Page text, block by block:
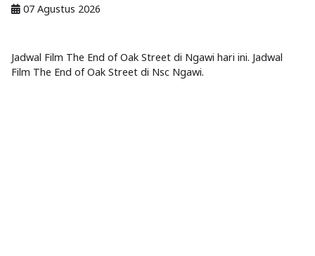
07 Agustus 2026
Jadwal Film The End of Oak Street di Ngawi hari ini. Jadwal
Film The End of Oak Street di Nsc Ngawi.